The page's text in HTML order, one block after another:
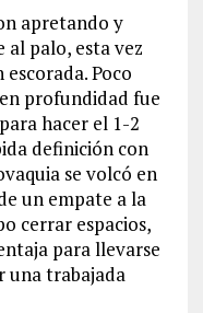
apretando y
al palo, esta vez
Poco
profundidad fue
hacer el 1-2
definición con
se volcó en
un empate a la
cerrar espacios,
para llevarse
una trabajada